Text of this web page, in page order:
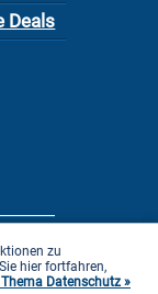
Deals
zu
hier fortfahren,
Datenschutz »